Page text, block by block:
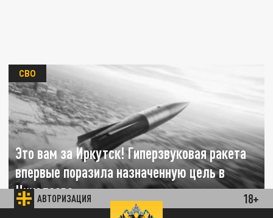
АВТОРИЗАЦИЯ 18+
Это вам за Иркутск! Гиперзвуковая ракета
впервые поразила назначенную цель в
Николаеве
СВО